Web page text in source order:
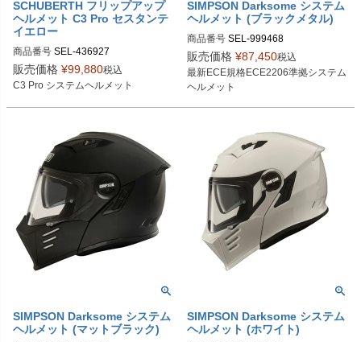
SCHUBERTH フリップアップ
ヘルメット C3 Pro セスタンテ
イエロー
商品番号 SEL-436927
XS 4369273360
S 4369274360
L 4369276360
XXL 4369278360
XXXL 4369279360
販売価格 ¥99,880税込
C3 Pro システムヘルメット
SIMPSON Darksome システム
ヘルメット (ブラックメタル)
商品番号 SEL-999468
販売価格 ¥87,450税込
最新ECE規格ECE2206準拠システム
ヘルメット
SIMPSON Darksome システム
ヘルメット (マットブラック)
SIMPSON Darksome システム
ヘルメット (ホワイト)